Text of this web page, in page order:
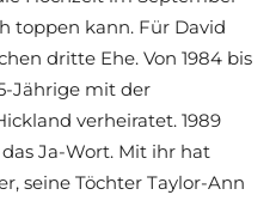
toppen kann. Für David
dritte Ehe. Von 1984 bis
Jährige mit der
verheiratet. 1989
Ja-Wort. Mit ihr hat
seine Töchter Taylor-Ann